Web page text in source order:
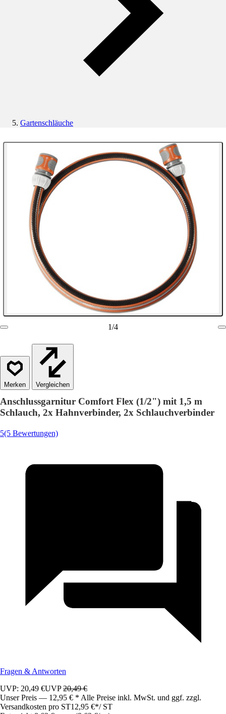
Gartenschläuche
1/4
Vergleichen
Anschlussgarnitur Comfort Flex (1/2") mit 1,5 m
Schlauch, 2x Hahnverbinder, 2x Schlauchverbinder
5(5 Bewertungen)
Fragen & Antworten
UVP: 20,49 €UVP20,49 €
Unser Preis — 12,95 € * Alle Preise inkl. MwSt. und ggf. zzgl.
Versandkosten pro ST12,95 €*/ ST